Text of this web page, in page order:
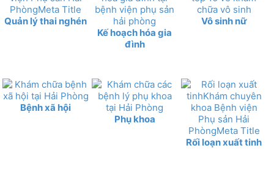
Quản lý thai nghén
Kế hoạch hóa gia
đình
Vô sinh nữ
Bệnh xã hội
Phụ khoa
Rối loạn xuất tinh